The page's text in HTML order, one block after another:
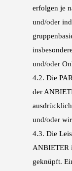
erfolgen je
und/oder
insbeson
und/oder
4.2. Die
der
ausdrück
und/oder
4.3. Die
ANBIETER
geknüpft.